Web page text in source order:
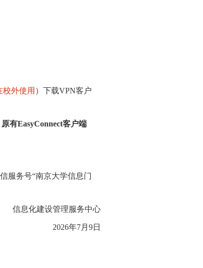
校外使用 ）下载VPN客户
原有EasyConnect客户端
服务号“南京大学信息门
信息化建设管理服务中心
2026年7月9日